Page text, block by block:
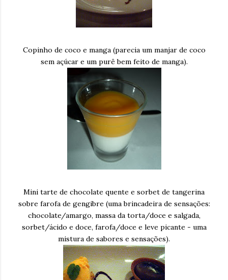
Copinho de coco e manga (parecia um manjar de coco
sem açúcar e um purê bem feito de manga).
Mini tarte de chocolate quente e sorbet de tangerina
sobre farofa de gengibre (uma brincadeira de sensações:
chocolate/amargo, massa da torta/doce e salgada,
sorbet/ácido e doce, farofa/doce e leve picante - uma
mistura de sabores e sensações).